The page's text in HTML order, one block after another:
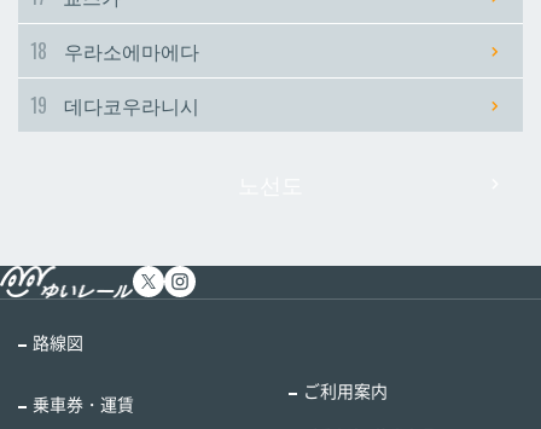
18
우라소에마에다
19
데다코우라니시
路線図
乗車券・運賃
ご利用案内